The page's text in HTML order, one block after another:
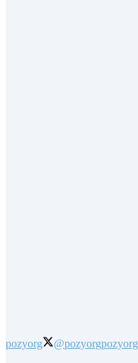
pozyorg @pozyorgpozyorg